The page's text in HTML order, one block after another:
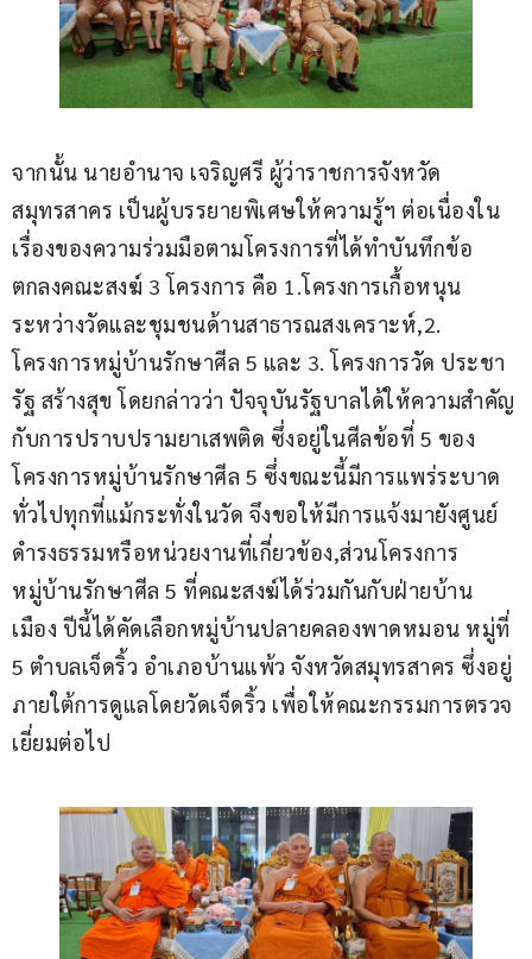
จากนั้น นายอำนาจ เจริญศรี ผู้ว่าราชการจังหวัด
สมุทรสาคร เป็นผู้บรรยายพิเศษให้ความรู้ฯ ต่อเนื่องใน
เรื่องของความร่วมมือตามโครงการที่ได้ทำบันทึกข้อ
ตกลงคณะสงฆ์ 3 โครงการ คือ 1.โครงการเกื้อหนุน
ระหว่างวัดและชุมชนด้านสาธารณสงเคราะห์,2.
โครงการหมู่บ้านรักษาศีล 5 และ 3. โครงการวัด ประชา
รัฐ สร้างสุข โดยกล่าวว่า ปัจจุบันรัฐบาลได้ให้ความสำคัญ
กับการปราบปรามยาเสพติด ซึ่งอยู่ในศีลข้อที่ 5 ของ
โครงการหมู่บ้านรักษาศีล 5 ซึ่งขณะนี้มีการแพร่ระบาด
ทั่วไปทุกที่แม้กระทั่งในวัด จึงขอให้มีการแจ้งมายังศูนย์
ดำรงธรรมหรือหน่วยงานที่เกี่ยวข้อง,ส่วนโครงการ
หมู่บ้านรักษาศีล 5 ที่คณะสงฆ์ได้ร่วมกันกับฝ่ายบ้าน
เมือง ปีนี้ได้คัดเลือกหมู่บ้านปลายคลองพาดหมอน หมู่ที่
5 ตำบลเจ็ดริ้ว อำเภอบ้านแพ้ว จังหวัดสมุทรสาคร ซึ่งอยู่
ภายใต้การดูแลโดยวัดเจ็ดริ้ว เพื่อให้คณะกรรมการตรวจ
เยี่ยมต่อไป